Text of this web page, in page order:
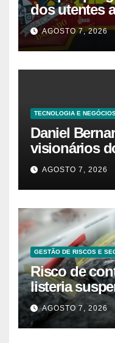
dos utentes
Observador
AGOSTO 7, 2026
TECNOLOGIA E
Daniel
visionários
80 anos –
AGOSTO 7, 2026
GESTÃO DE RISCOS E
Risco de
listeria
mirtilos em
do Norte –
AGOSTO 7, 2026